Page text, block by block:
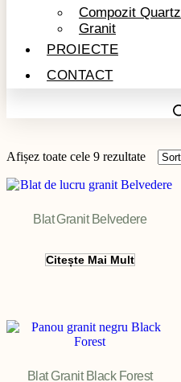
Compozit Quartz
Granit
PROIECTE
CONTACT
Afișez toate cele 9 rezultate
Blat Granit Belvedere
Citește Mai Mult
Blat Granit Black Forest